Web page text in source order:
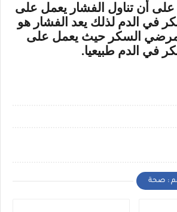
أن تناول الفشار يعمل على
في الدم لذلك يعد الفشار هو
لمرضي السكر حيث يعمل على
في الدم طبيعيا.
: صحة